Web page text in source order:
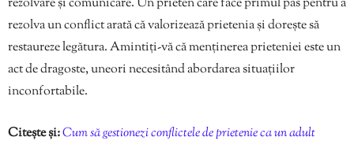
rezolva un conflict arată că valorizează prietenia și dorește să
restaureze legătura. Amintiți-vă că menținerea prieteniei este un
act de dragoste, uneori necesitând abordarea situațiilor
inconfortabile.
Citește și:Cum să gestionezi conflictele de prietenie ca un adult